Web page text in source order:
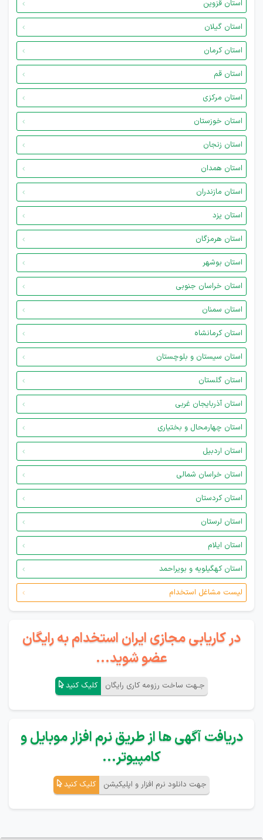
استان قزوین
استان گیلان
استان کرمان
استان قم
استان مرکزی
استان خوزستان
استان زنجان
استان همدان
استان مازندران
استان یزد
استان هرمزگان
استان بوشهر
استان خراسان جنوبی
استان سمنان
استان کرمانشاه
استان سیستان و بلوچستان
استان گلستان
استان آذربایجان غربی
استان چهارمحال و بختیاری
استان اردبیل
استان خراسان شمالی
استان کردستان
استان لرستان
استان ایلام
استان کهگیلویه و بویراحمد
لیست مشاغل استخدام
در کاریابی مجازی ایران استخدام به رایگان
عضو شوید...
جـهت ساخت رزومه کاری رایگان کلیک کنید
دریافت آگهی ها از طریق نرم افزار موبایل و
کامپیوتر...
جهت دانلود نرم افزار و اپلیکیشن کلیک کنید